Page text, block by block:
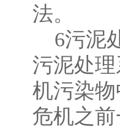
法。
6污泥
污泥处
机污染
危机之